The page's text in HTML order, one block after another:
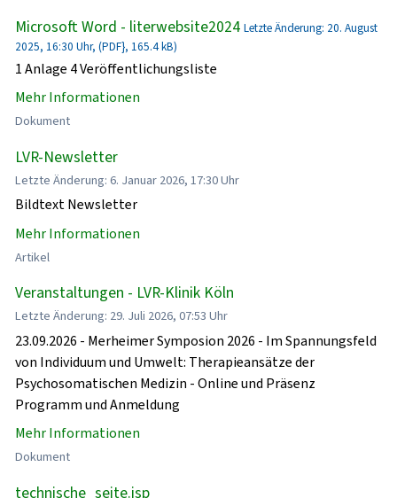
Microsoft Word - literwebsite2024 Letzte Änderung: 20. August
2025, 16:30 Uhr, (PDF}, 165.4 kB)
1 Anlage 4 Veröffentlichungsliste
Mehr Informationen
Dokument
LVR-Newsletter
Letzte Änderung: 6. Januar 2026, 17:30 Uhr
Bildtext Newsletter
Mehr Informationen
Artikel
Veranstaltungen - LVR-Klinik Köln
Letzte Änderung: 29. Juli 2026, 07:53 Uhr
23.09.2026 - Merheimer Symposion 2026 - Im Spannungsfeld
von Individuum und Umwelt: Therapieansätze der
Psychosomatischen Medizin - Online und Präsenz
Programm und Anmeldung
Mehr Informationen
Dokument
technische_seite.jsp